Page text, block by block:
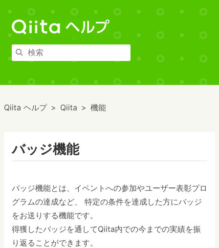
Qiita ヘルプ Qiita 機能
バッジ機能
バッジ機能とは、イベントへの参加やユーザー表彰プロ
グラムの達成など、 特定の条件を達成した方にバッジ
をお送りする機能です。
得獲したバッジを通してQiita内での今までの実績を振
り返ることができます。